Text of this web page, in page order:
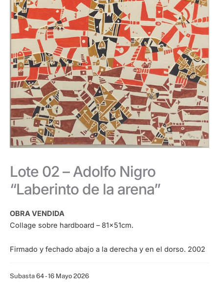
Lote 02 – Adolfo Nigro
“Laberinto de la arena”
OBRA VENDIDA
Collage sobre hardboard – 81x51cm.
Firmado y fechado abajo a la derecha y en el dorso. 2002
Subasta 64 - 16 Mayo 2026